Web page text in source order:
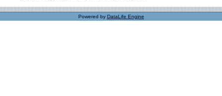
Powered by DataLife Engine